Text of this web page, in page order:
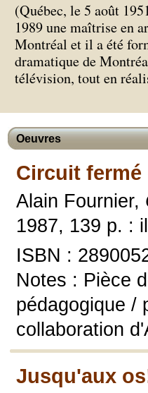
(Québec, le 5 août
1989 une maîtrise en
Montréal et il a été
dramatique de
télévision, tout en
Oeuvres
Circuit fermé
Alain Fournier,
1987, 139 p. :
ISBN :
Notes : Pièce
pédagogique /
collaboration
Jusqu'aux